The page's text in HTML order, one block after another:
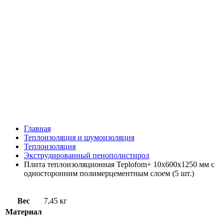
Главная
Теплоизоляция и шумоизоляция
Теплоизоляция
Экструдированный пенополистирол
Плита теплоизоляционная Teplofom+ 10х600х1250 мм с
односторонним полимерцементным слоем (5 шт.)
Вес
7,45 кг
Материал